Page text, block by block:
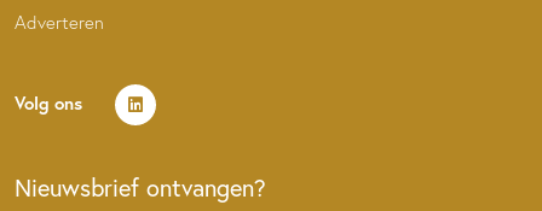
Adverteren
Volg ons
Nieuwsbrief ontvangen?